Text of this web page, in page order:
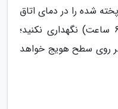
شده را در دمای اتاق
به مدت طولانی (بیشتر از 5 تا 6 ساعت) نگهداری نکنید؛
روی سطح هویج خواهد